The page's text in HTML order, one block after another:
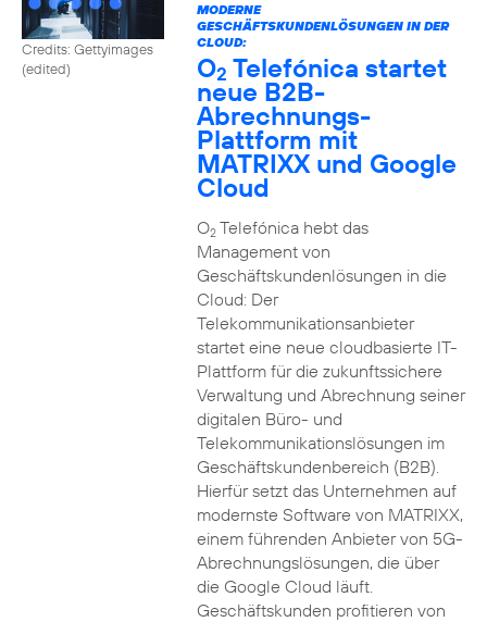
Credits: Gettyimages
(edited)
MODERNE
GESCHÄFTSKUNDENLÖSUNGEN IN DER
CLOUD:
O2 Telefónica startet
neue B2B-
Abrechnungs-
Plattform mit
MATRIXX und Google
Cloud
O2Telefónica hebt das
Management von
Geschäftskundenlösungen in die
Cloud: Der
Telekommunikationsanbieter
startet eine neue cloudbasierte IT-
Plattform für die zukunftssichere
Verwaltung und Abrechnung seiner
digitalen Büro- und
Telekommunikationslösungen im
Geschäftskundenbereich (B2B).
Hierfür setzt das Unternehmen auf
modernste Software von MATRIXX,
einem führenden Anbieter von 5G-
Abrechnungslösungen, die über
die Google Cloud läuft.
Geschäftskunden profitieren von